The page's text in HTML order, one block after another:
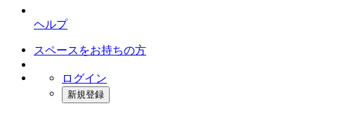
ヘルプ
スペースをお持ちの方
ログイン
新規登録